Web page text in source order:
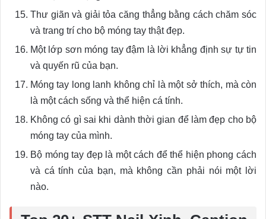
Thư giãn và giải tỏa căng thẳng bằng cách chăm sóc
và trang trí cho bộ móng tay thật đẹp.
Một lớp sơn móng tay đậm là lời khẳng định sự tự tin
và quyến rũ của bạn.
Móng tay long lanh không chỉ là một sở thích, mà còn
là một cách sống và thể hiện cá tính.
Không có gì sai khi dành thời gian để làm đẹp cho bộ
móng tay của mình.
Bộ móng tay đẹp là một cách để thể hiện phong cách
và cá tính của bạn, mà không cần phải nói một lời
nào.